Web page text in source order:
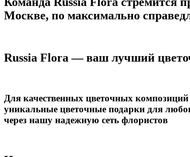
Москве, по максимально
Russia Flora — ваш лучший
Для качественных цветочных
уникальные цветочные подарки для
через нашу надежную сеть флористов